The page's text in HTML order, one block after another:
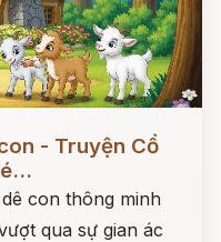
- Truyện Cổ
con thông minh
qua sự gian ác